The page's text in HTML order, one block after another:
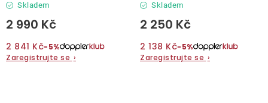
Skladem
2 990 Kč
2 841 Kč−5%
Zaregistrujte se ›
Skladem
2 250 Kč
2 138 Kč−5%
Zaregistrujte se ›